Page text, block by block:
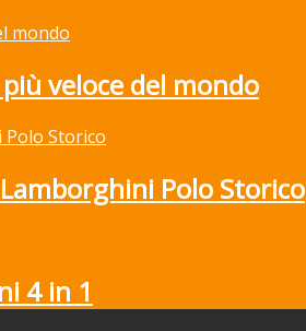
veloce del mondo
Polo Storico
4 in 1